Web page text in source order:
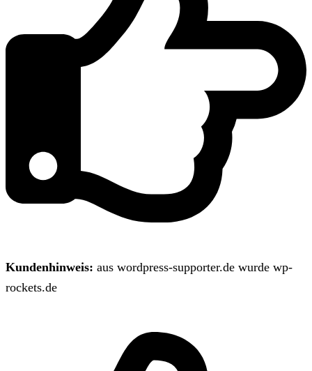
Kundenhinweis: aus wordpress-supporter.de wurde wp-
rockets.de